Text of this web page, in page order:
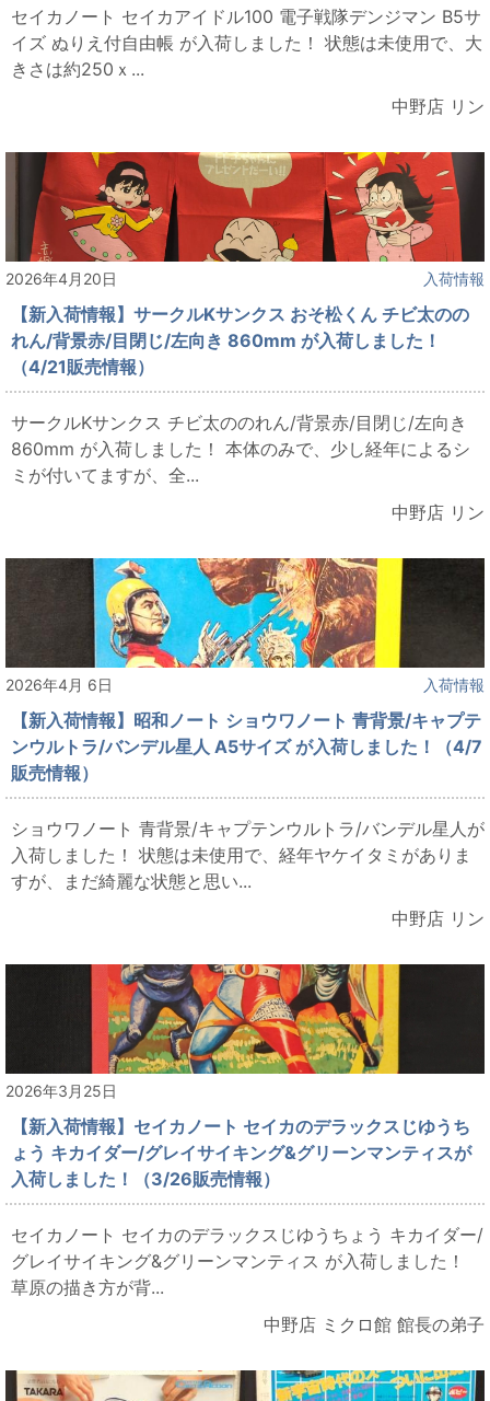
セイカノート セイカアイドル100 電子戦隊デンジマン B5サ
イズ ぬりえ付自由帳 が入荷しました！ 状態は未使用で、大
きさは約250ｘ...
中野店 リン
2026年4月20日 入荷情報
【新入荷情報】サークルKサンクス おそ松くん チビ太のの
れん/背景赤/目閉じ/左向き 860mm が入荷しました！
（4/21販売情報）
サークルKサンクス チビ太ののれん/背景赤/目閉じ/左向き
860mm が入荷しました！ 本体のみで、少し経年によるシ
ミが付いてますが、全...
中野店 リン
2026年4月 6日 入荷情報
【新入荷情報】昭和ノート ショウワノート 青背景/キャプテ
ンウルトラ/バンデル星人 A5サイズ が入荷しました！（4/7
販売情報）
ショウワノート 青背景/キャプテンウルトラ/バンデル星人が
入荷しました！ 状態は未使用で、経年ヤケイタミがありま
すが、まだ綺麗な状態と思い...
中野店 リン
2026年3月25日
【新入荷情報】セイカノート セイカのデラックスじゆうち
ょう キカイダー/グレイサイキング&グリーンマンティスが
入荷しました！（3/26販売情報）
セイカノート セイカのデラックスじゆうちょう キカイダー/
グレイサイキング&グリーンマンティス が入荷しました！
草原の描き方が背...
中野店 ミクロ館 館長の弟子